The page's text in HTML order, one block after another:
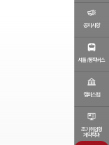
공지사항
셔틀/통학버스
캠퍼스맵
조기취업형
계약학과